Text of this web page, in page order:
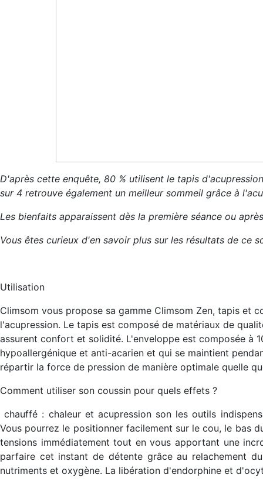
D'après cette enquête, 80 % utilisent le tapis
sur 4 retrouve également un meilleur sommeil grâce à
Les bienfaits apparaissent dès la première séance ou
Vous êtes curieux d'en savoir plus sur les résultats de ce
Utilisation
Climsom vous propose sa gamme Climsom Zen, tapis et
l'acupression. Le tapis est composé de matériaux de
assurent confort et solidité. L'enveloppe est composée à
hypoallergénique et anti-acarien et qui se maintient
répartir la force de pression de manière optimale quelle
Comment utiliser son coussin pour quels effets ?
chauffé : chaleur et acupression son les outils
Vous pourrez le positionner facilement sur le cou, le bas
tensions immédiatement tout en vous apportant une
parfaire cet instant de détente grâce au relachement
nutriments et oxygène. La libération d'endorphine et